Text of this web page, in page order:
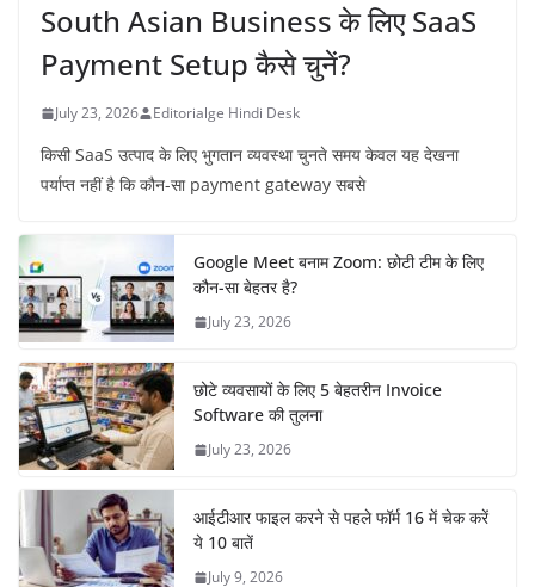
South Asian Business के लिए SaaS
Payment Setup कैसे चुनें?
July 23, 2026 Editorialge Hindi Desk
किसी SaaS उत्पाद के लिए भुगतान व्यवस्था चुनते समय केवल यह देखना
पर्याप्त नहीं है कि कौन-सा payment gateway सबसे
Google Meet बनाम Zoom: छोटी टीम के लिए
कौन-सा बेहतर है?
July 23, 2026
छोटे व्यवसायों के लिए 5 बेहतरीन Invoice
Software की तुलना
July 23, 2026
आईटीआर फाइल करने से पहले फॉर्म 16 में चेक करें
ये 10 बातें
July 9, 2026